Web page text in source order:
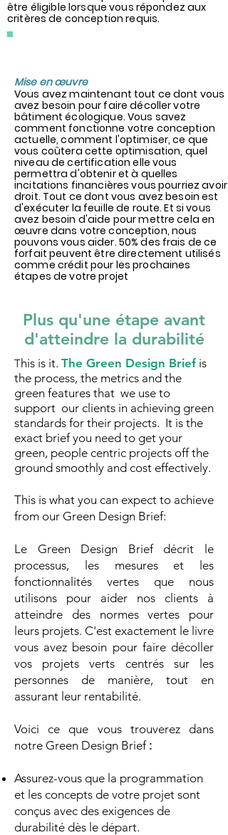
être éligible lorsque vous répondez aux
critères de conception requis.
Mise en œuvre
Vous avez maintenant tout ce dont vous
avez besoin pour faire décoller votre
bâtiment écologique. Vous savez
comment fonctionne votre conception
actuelle, comment l'optimiser, ce que
vous coûtera cette optimisation, quel
niveau de certification elle vous
permettra d'obtenir et à quelles
incitations financières vous pourriez avoir
droit. Tout ce dont vous avez besoin est
d'exécuter la feuille de route. Et si vous
avez besoin d'aide pour mettre cela en
œuvre dans votre conception, nous
pouvons vous aider. 50% des frais de ce
forfait peuvent être directement utilisés
comme crédit pour les prochaines
étapes de votre projet
Plus qu'une étape avant
d'atteindre la durabilité
This is it. The Green Design Briefis
the process, the metrics and the
green features that we use to
support our clients in achieving green
standards for their projects. It is the
exact brief you need to get your
green, people centric projects off the
ground smoothly and cost effectively.
This is what you can expect to achieve
from our Green Design Brief:
Le Green Design Brief décrit le
processus, les mesures et les
fonctionnalités vertes que nous
utilisons pour aider nos clients à
atteindre des normes vertes pour
leurs projets. C'est exactement le livre
vous avez besoin pour faire décoller
vos projets verts centrés sur les
personnes de manière, tout en
assurant leur rentabilité.
Voici ce que vous trouverez dans
notre Green Design Brief :
Assurez-vous que la programmation
et les concepts de votre projet sont
conçus avec des exigences de
durabilité dès le départ.